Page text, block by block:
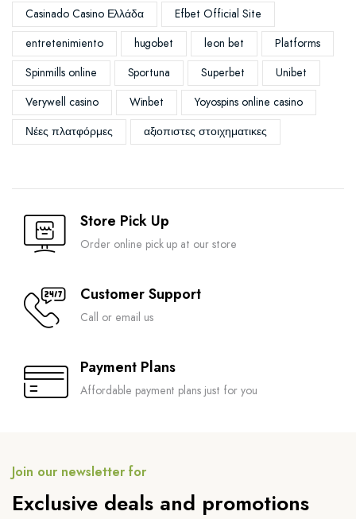
Casinado Casino Ελλάδα
Efbet Official Site
entretenimiento
hugobet leon bet
Platforms
Spinmills online
Sportuna Superbet
Unibet
Verywell casino
Winbet
Yoyospins online casino
Νέες πλατφόρμες
αξιοπιστες στοιχηματικες
Store Pick Up
Order online pick up at our store
Customer Support
Call or email us
Payment Plans
Affordable payment plans just for you
Join our newsletter for
Exclusive deals and promotions